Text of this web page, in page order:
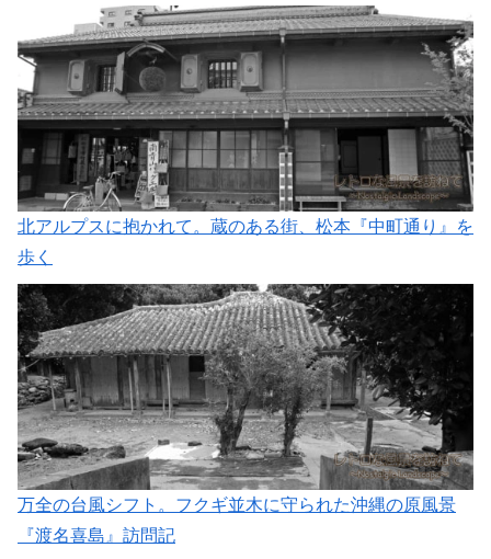
北アルプスに抱かれて。蔵のある街、松本『中町通り』を
歩く
万全の台風シフト。フクギ並木に守られた沖縄の原風景
『渡名喜島』訪問記